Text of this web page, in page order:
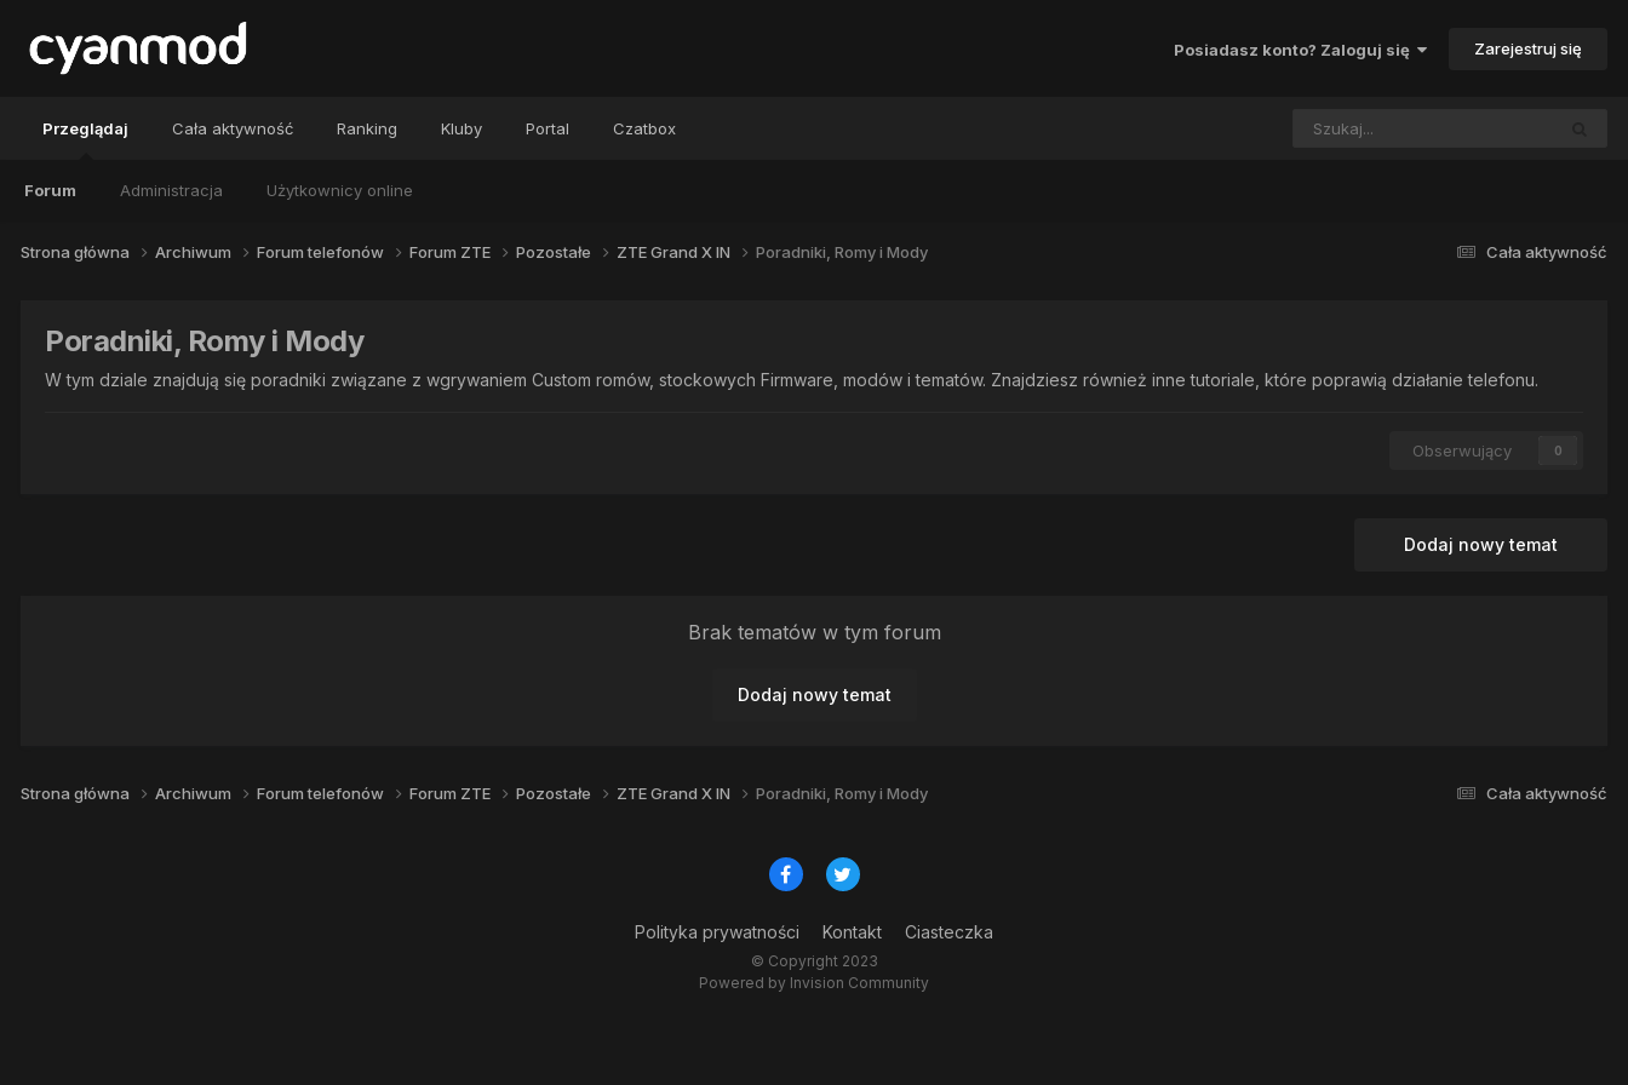
Posiadasz konto? Zaloguj się Zarejestruj się
Przeglądaj
Forum Administracja Użytkownicy online
Cała aktywność Ranking Kluby Portal Czatbox
Cała aktywność
Strona główna Archiwum Forum telefonów Forum ZTE Pozostałe ZTE Grand X IN Poradniki, Romy i Mody
Poradniki, Romy i Mody
W tym dziale znajdują się poradniki związane z wgrywaniem Custom romów, stockowych Firmware, modów i tematów. Znajdziesz również inne tutoriale, które poprawią działanie telefonu.
Obserwujący 0
Dodaj nowy temat
Brak tematów w tym forum
Dodaj nowy temat
Cała aktywność
Strona główna Archiwum Forum telefonów Forum ZTE Pozostałe ZTE Grand X IN Poradniki, Romy i Mody
Polityka prywatności Kontakt Ciasteczka
© Copyright 2023
Powered by Invision Community